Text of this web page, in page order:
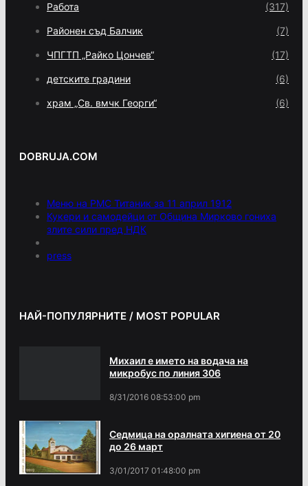
Работа (317)
Районен съд Балчик (7)
ЧПГТП „Райко Цончев“ (17)
детските градини (6)
храм „Св. вмчк Георги“ (6)
DOBRUJA.COM
Меню на РМС Титаник за 11 април 1912
Кукери и самодейци от Община Мирково гониха
злите сили пред НДК
press
НАЙ-ПОПУЛЯРНИТЕ / MOST POPULAR
Михаил е името на водача на
микробус по линия 306
8/31/2016 08:53:00 pm
Седмица на оралната хигиена от 20
до 26 март
3/01/2017 01:48:00 pm